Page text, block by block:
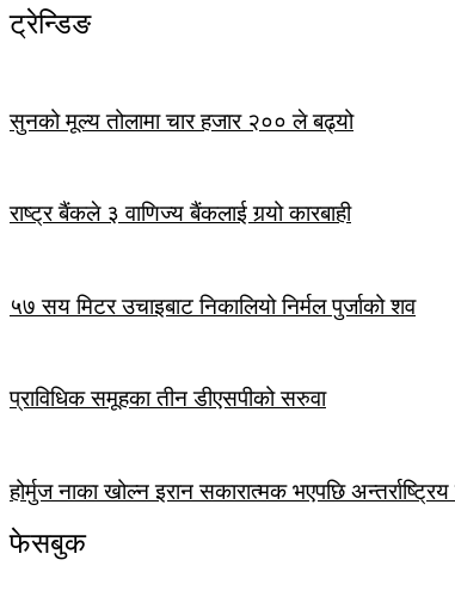
ट्रेन्डिङ
सुनको मूल्य तोलामा चार हजार २०० ले बढ्यो
राष्ट्र बैंकले ३ वाणिज्य बैंकलाई गर्‍यो कारबाही
५७ सय मिटर उचाइबाट निकालियो निर्मल पुर्जाको शव
प्राविधिक समूहका तीन डीएसपीको सरुवा
होर्मुज नाका खोल्न इरान सकारात्मक भएपछि
फेसबुक